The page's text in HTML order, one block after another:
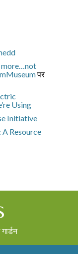
more…not
पर
Using
Initiative
Resource